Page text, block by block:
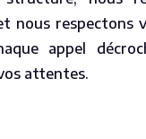
nous respectons
appel
attentes.